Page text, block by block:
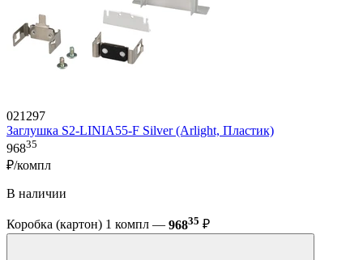
021297
Заглушка S2-LINIA55-F Silver (Arlight, Пластик)
96835
₽/компл
В наличии
Коробка (картон) 1 компл — 96835 ₽